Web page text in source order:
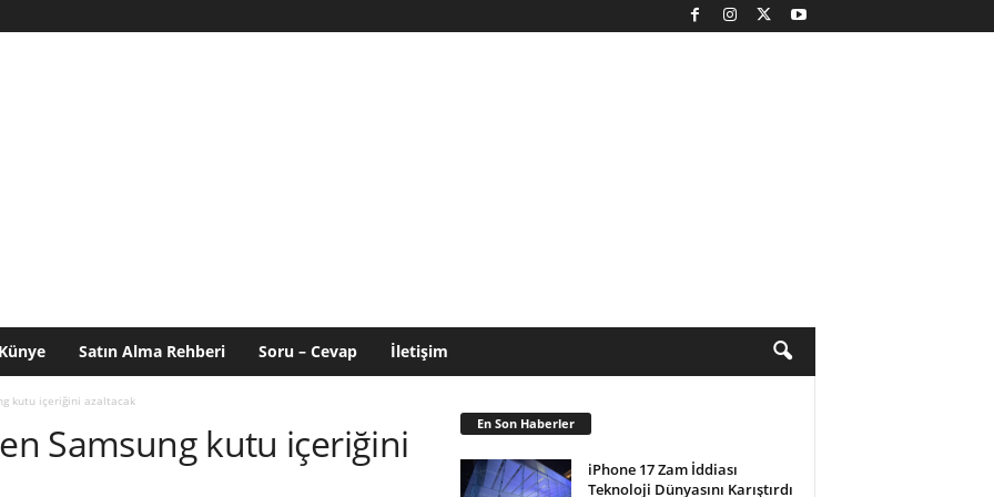
Künye Satın Alma Rehberi Soru – Cevap İletişim
kutu içeriğini azaltacak
Samsung kutu içeriğini
En Son Haberler
iPhone 17 Zam İddiası
Teknoloji Dünyasını Karıştırdı